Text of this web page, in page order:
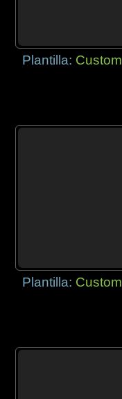
Plantilla: Custom
Plantilla: Custom